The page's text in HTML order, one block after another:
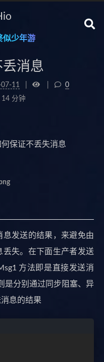
似少年游
丢消息
11
0
14 分钟
保证不丢失消息
息发送的结果，来避免由
失。在下面生产者发送
方法即是直接发送消
是分别通过同步阻塞、异
息的结果